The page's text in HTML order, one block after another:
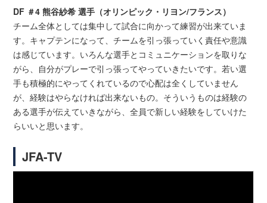
DF ＃4 熊谷紗希 選手（オリンピック・リヨン/フランス）
チーム全体としては集中して試合に向かって練習が出来ていま
す。キャプテンになって、チームを引っ張っていく責任や意識
は感じています。いろんな選手とコミュニケーションを取りな
がら、自分がプレーで引っ張ってやっていきたいです。若い選
手も積極的にやってくれているので心配は全くしていません
が、経験はやらなければ出来ないもの。そういうものは経験の
ある選手が伝えていきながら、全員で新しい経験をしていけた
らいいと思います。
JFA-TV